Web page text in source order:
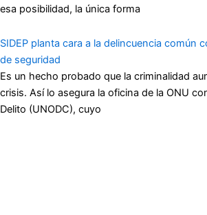
esa posibilidad, la única forma
SIDEP planta cara a la delincuencia común
de seguridad
Es un hecho probado que la criminalidad
crisis. Así lo asegura la oficina de la ONU
Delito (UNODC), cuyo